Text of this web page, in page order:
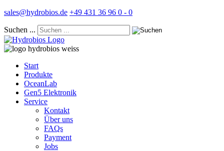
sales@hydrobios.de +49 431 36 96 0 - 0
Suchen ...
Start
Produkte
OceanLab
Gen5 Elektronik
Service
Kontakt
Über uns
FAQs
Payment
Jobs